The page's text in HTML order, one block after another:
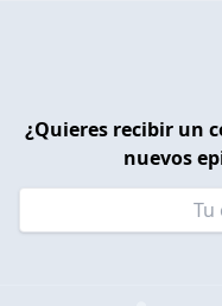
¿Quieres recibir un
nuevos